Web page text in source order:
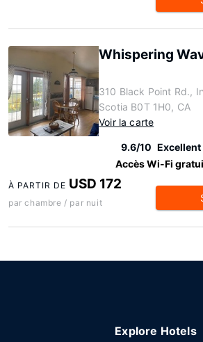
Whispering
310 Black Point Rd.,
Scotia B0T 1H0, CA
Voir la carte
9.6/10 Excellent
Accès Wi-Fi
À PARTIR DE USD 172
par chambre / par nuit
Explore Hotels